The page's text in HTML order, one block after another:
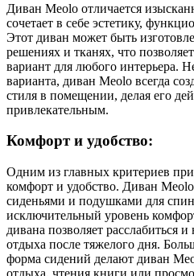
Диван Meolo отличается
сочетает в себе эстетику,
Этот диван может быть
решениях и тканях, что
вариант для любого интерьера.
варианта, диван Meolo всегда
стиля в помещении, делая его
привлекательным.
Комфорт и удобство:
Одним из главных критериев
комфорт и удобство. Диван
сиденьями и подушками для
исключительный уровень
дивана позволяет расслабиться
отдыха после тяжелого дня.
форма сидений делают диван
отдыха, чтения книги или